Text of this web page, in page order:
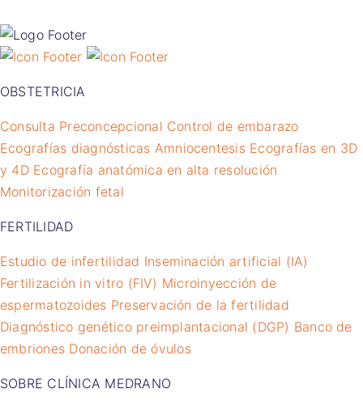
OBSTETRICIA
Consulta Preconcepcional Control de embarazo
Ecografías diagnósticas Amniocentesis Ecografías en 3D
y 4D Ecografía anatómica en alta resolución
Monitorización fetal
FERTILIDAD
Estudio de infertilidad Inseminación artificial (IA)
Fertilización in vitro (FIV) Microinyección de
espermatozoides Preservación de la fertilidad
Diagnóstico genético preimplantacional (DGP) Banco de
embriones Donación de óvulos
SOBRE CLÍNICA MEDRANO